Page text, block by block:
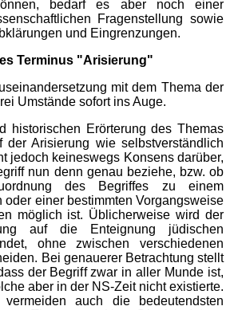
bedarf es aber noch einer
Fragenstellung sowie
und Eingrenzungen.
Terminus "Arisierung"
mit dem Thema der
Umstände sofort ins Auge.
historischen Erörterung des Themas
Arisierung wie selbstverständlich
jedoch keineswegs Konsens darüber,
nun denn genau beziehe, bzw. ob
des Begriffes zu einem
oder einer bestimmten Vorgangsweise
möglich ist. Üblicherweise wird der
auf die Enteignung jüdischen
ohne zwischen verschiedenen
Bei genauerer Betrachtung stellt
der Begriff zwar in aller Munde ist,
aber in der NS-Zeit nicht existierte.
auch die bedeutendsten